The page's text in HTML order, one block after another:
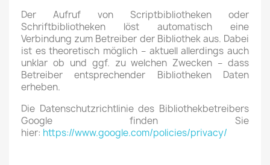
Der Aufruf von Scriptbibliotheken oder
Schriftbibliotheken löst automatisch eine
Verbindung zum Betreiber der Bibliothek aus. Dabei
ist es theoretisch möglich – aktuell allerdings auch
unklar ob und ggf. zu welchen Zwecken – dass
Betreiber entsprechender Bibliotheken Daten
erheben.
Die Datenschutzrichtlinie des Bibliothekbetreibers
Google finden Sie
hier: https://www.google.com/policies/privacy/